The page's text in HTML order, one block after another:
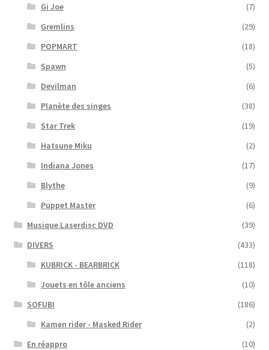
Gi Joe
(7)
Gremlins
(29)
POPMART
(18)
Spawn
(5)
Devilman
(6)
Planète des singes
(38)
Star Trek
(19)
Hatsune Miku
(2)
Indiana Jones
(17)
Blythe
(9)
Puppet Master
(6)
Musique Laserdisc DVD
(39)
DIVERS
(433)
KUBRICK - BEARBRICK
(118)
Jouets en tôle anciens
(10)
SOFUBI
(186)
Kamen rider - Masked Rider
(2)
En réappro
(10)